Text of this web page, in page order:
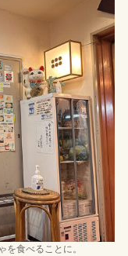
食べることに。